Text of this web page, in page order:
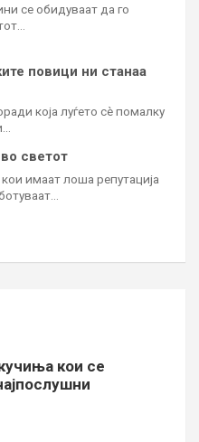
се обидуваат да го
повици ни станаа
која луѓето сè помалку
светот
имаат лоша репутација
кои се